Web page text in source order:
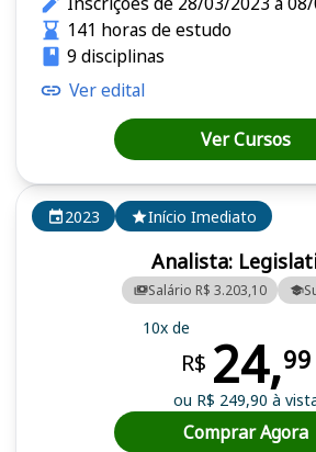
2023 Início Imediato
Analista:
Salário R$ 3.203,10
10x de
R$ 24,99
ou R$ 249,90 à
Comprar Agora
141 horas de estudo
9 disciplinas
Ver edital
Ver Cursos